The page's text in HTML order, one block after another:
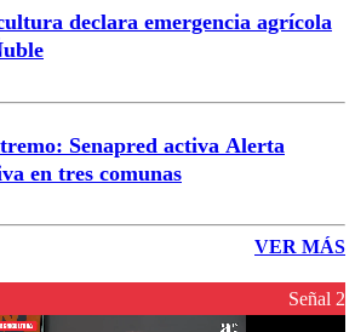
declara emergencia agrícola
Senapred activa Alerta
en tres comunas
VER MÁS
Señal 2